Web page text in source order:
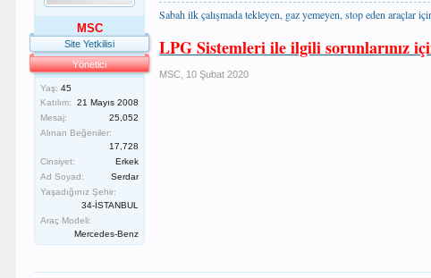
MSC
Site Yetkilisi
Yönetici
Yaş: 45
Katılım:
21 Mayıs 2008
Mesaj:
25,052
Alınan Beğeniler:
17,728
Cinsiyet:
Erkek
Ad Soyad:
Serdar
Yaşadığınız Şehir:
34-İSTANBUL
Araç Modeli:
Mercedes-Benz
Sabah ilk çalışmada tekleyen, gaz yemeyen, stop eden araçlar
LPG Sistemleri ile ilgili sorunlarınız
MSC 10 Şubat 2020